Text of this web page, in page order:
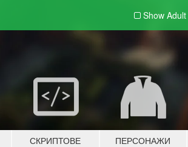
Show Adult
СКРИПТОВЕ ПЕРСОНАЖИ